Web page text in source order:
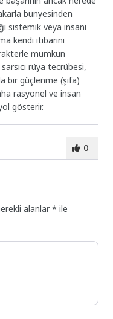
bünyesinden
sistemik veya insani
kendi itibarını
mümkün
rüya tecrübesi,
bir güçlenme (şifa)
rasyonel ve insan
gösterir.
0
alanlar* ile